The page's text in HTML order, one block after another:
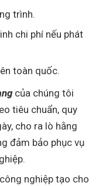
trình.
chi phí nếu phát
toàn quốc.
của chúng tôi
tiêu chuẩn, quy
cho ra lò hằng
đảm bảo phục vụ
nghiệp tạo cho